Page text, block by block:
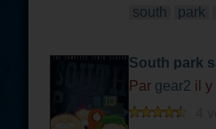
south
park
South park
Par gear2 il y